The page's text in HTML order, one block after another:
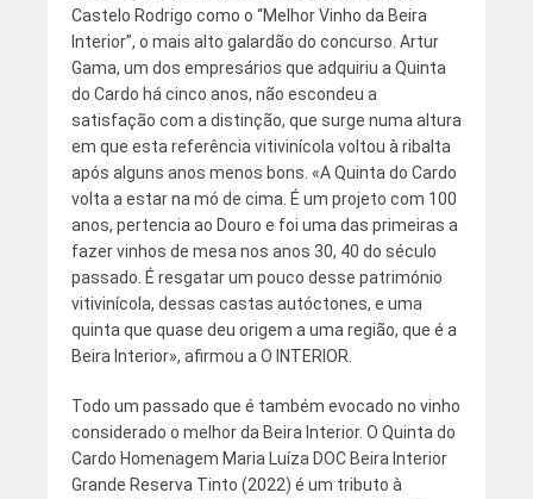
Castelo Rodrigo como o “Melhor Vinho da Beira
Interior”, o mais alto galardão do concurso. Artur
Gama, um dos empresários que adquiriu a Quinta
do Cardo há cinco anos, não escondeu a
satisfação com a distinção, que surge numa altura
em que esta referência vitivinícola voltou à ribalta
após alguns anos menos bons. «A Quinta do Cardo
volta a estar na mó de cima. É um projeto com 100
anos, pertencia ao Douro e foi uma das primeiras a
fazer vinhos de mesa nos anos 30, 40 do século
passado. É resgatar um pouco desse património
vitivinícola, dessas castas autóctones, e uma
quinta que quase deu origem a uma região, que é a
Beira Interior», afirmou a O INTERIOR.
Todo um passado que é também evocado no vinho
considerado o melhor da Beira Interior. O Quinta do
Cardo Homenagem Maria Luíza DOC Beira Interior
Grande Reserva Tinto (2022) é um tributo à